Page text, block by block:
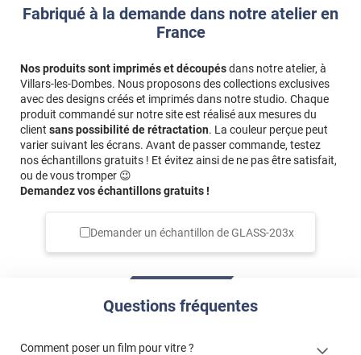
Fabriqué à la demande dans notre atelier en
France
Nos produits sont imprimés et découpésdans notre atelier, à
Villars-les-Dombes. Nous proposons des collections exclusives
avec des designs créés et imprimés dans notre studio. Chaque
produit commandé sur notre site est réalisé aux mesures du
client sans possibilité de rétractation. La couleur perçue peut
varier suivant les écrans. Avant de passer commande, testez
nos échantillons gratuits ! Et évitez ainsi de ne pas être satisfait,
ou de vous tromper 😉
Demandez vos échantillons gratuits !
Demander un échantillon de GLASS-203x
Questions fréquentes
Comment poser un film pour vitre ?